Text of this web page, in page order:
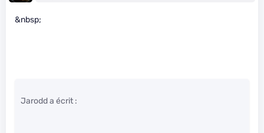
&nbsp;
Jarodd a écrit :